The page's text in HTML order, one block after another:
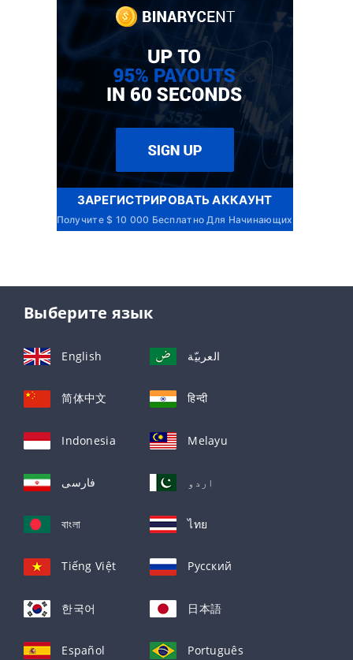
ЗАРЕГИСТРИРОВАТЬ АККАУНТ
Получите $ 10 000 Бесплатно Для Начинающих
Выберите язык
English العربيّة
简体中文 हिन्दी
Indonesia Melayu
فارسی اردو
বাংলা ไทย
Tiếng Việt Русский
한국어 日本語
Español Português